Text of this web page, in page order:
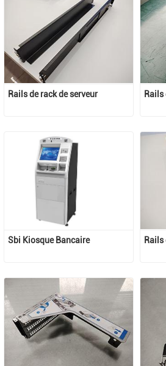
Rails de rack de serveur Rails
Sbi Kiosque Bancaire